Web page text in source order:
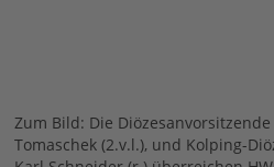
Zum Bild: Die
Tomaschek (2.v.l.), und Kolping-